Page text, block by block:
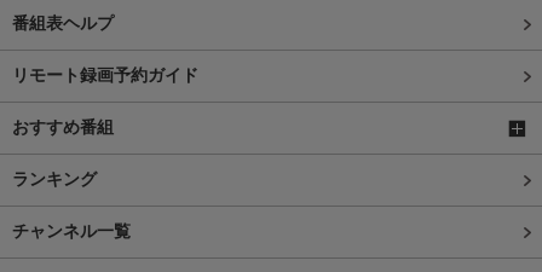
番組表ヘルプ
リモート録画予約ガイド
おすすめ番組
ランキング
チャンネル一覧